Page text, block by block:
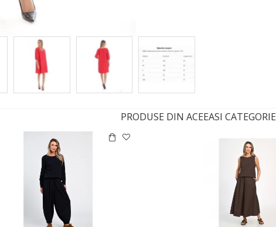
PRODUSE DIN ACEEASI CATEGORIE